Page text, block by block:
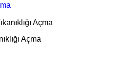
Açma